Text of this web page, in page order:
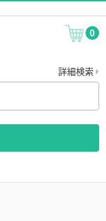
0
詳細検索